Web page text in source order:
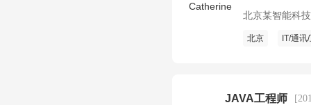
Catherine
北京某智能科
北京 IT/通讯
JAVA工程师